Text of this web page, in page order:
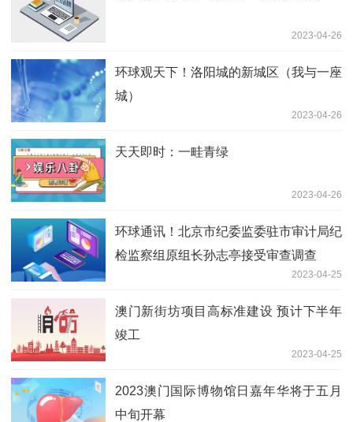
2023-04-26
环球观天下！洛阳城的新城区（我与一座
城）
2023-04-26
天天即时：一畦青绿
2023-04-26
环球通讯！北京市纪委监委驻市审计局纪
检监察组原组长孙志亭接受审查调查
2023-04-25
澳门新街坊项目高标准建设 预计下半年
竣工
2023-04-25
2023澳门国际博物馆日嘉年华将于五月
中旬开幕